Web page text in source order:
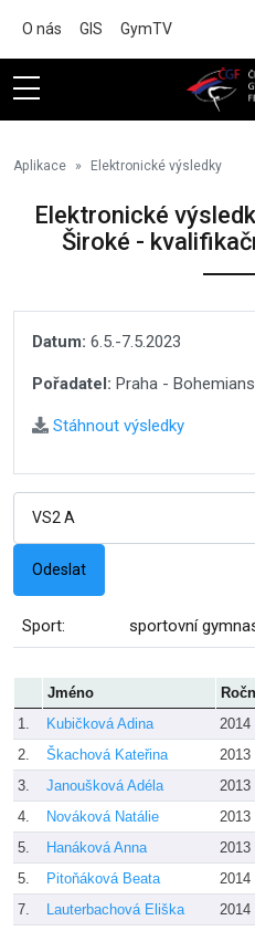
O nás GIS GymTV
Aplikace Elektronické výsledky
Elektronické
Široké -
Datum: 6.5.-7.5.2023
Pořadatel: Praha - Bohemians
Stáhnout výsledky
Sport: sportovní
Jméno
1.
Kubičková Adina 2014
2.
Škachová Kateřina 2013
3.
Janoušková Adéla 2013
4.
Nováková Natálie 2013
5.
Hanáková Anna 2013
5.
Pitoňáková Beata 2014
7.
Lauterbachová Eliška 2014